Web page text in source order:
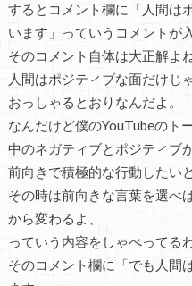
するとコメント欄に「人間は
います」っていうコメントが
そのコメント自体は大正解よね
人間はポジティブな面だけじ
おっしゃるとおりなんだよ。
なんだけど僕のYouTubeのト
中のネガティブとポジティブ
前向きで積極的な行動したい
その時は前向きな言葉を選べ
から変わるよ、
っていう内容をしゃべってるわ
そのコメント欄に「でも人間